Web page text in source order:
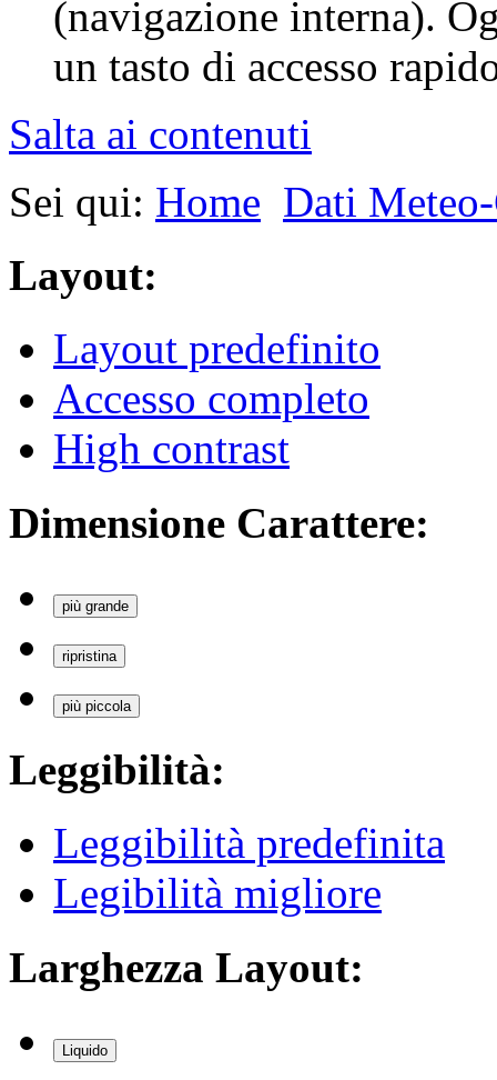
(navigazione interna).
un tasto di accesso
Salta ai contenuti
Sei qui: Home Dati
Layout:
Layout predefinito
Accesso completo
High contrast
Dimensione Carattere:
più grande
ripristina
più piccola
Leggibilità:
Leggibilità predefinita
Legibilità migliore
Larghezza Layout:
Liquido